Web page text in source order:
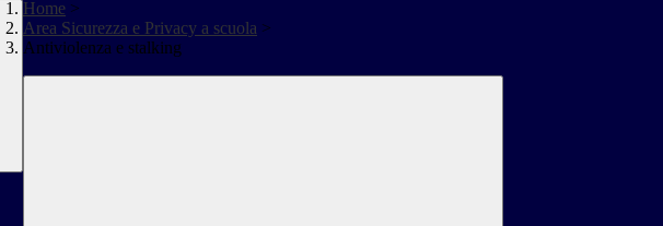
Home >
Area Sicurezza e Privacy a scuola >
Antiviolenza e stalking